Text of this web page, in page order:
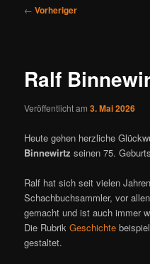
springen
springen
B
a
s
a
v
g
a
t
i
o
← Vorheriger
Ralf
Veröffentlicht am3. Mai 2026
Heute gehen herzliche
Binnewirtz seinen 75.
Ralf hat sich seit vielen
Schachbuchsammler, vor
gemacht und ist auch immer
Die RubrikGeschichte
gestaltet.